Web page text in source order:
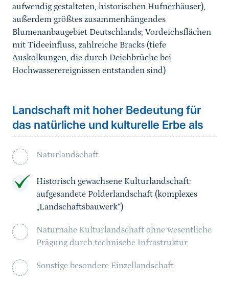
aufwendig gestalteten, historischen Hufnerhäuser),
außerdem größtes zusammenhängendes
Blumenanbaugebiet Deutschlands; Vordeichsflächen
mit Tideeinfluss, zahlreiche Bracks (tiefe
Auskolkungen, die durch Deichbrüche bei
Hochwasserereignissen entstanden sind)
Landschaft mit hoher Bedeutung für
das natürliche und kulturelle Erbe als
Naturlandschaft
Historisch gewachsene Kulturlandschaft:
aufgesandete Polderlandschaft (komplexes
„Landschaftsbauwerk“)
Naturnahe Kulturlandschaft ohne wesentliche
Prägung durch technische Infrastruktur
Sonstige besondere Einzellandschaft